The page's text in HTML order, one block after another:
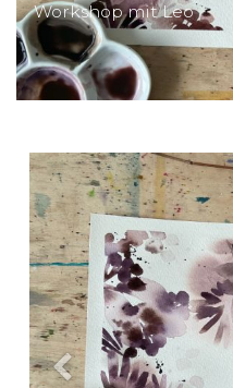
Workshop mit Leo
Previous